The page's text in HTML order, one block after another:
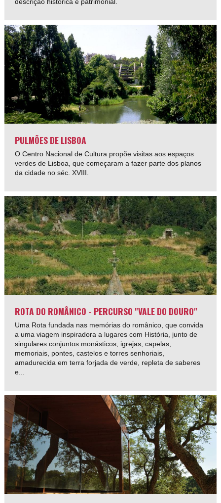
PULMÕES DE LISBOA
O Centro Nacional de Cultura propõe visitas aos espaços
verdes de Lisboa, que começaram a fazer parte dos planos
da cidade no séc. XVIII.
ROTA DO ROMÂNICO - PERCURSO "VALE DO DOURO"
Uma Rota fundada nas memórias do românico, que convida
a uma viagem inspiradora a lugares com História, junto de
singulares conjuntos monásticos, igrejas, capelas,
memoriais, pontes, castelos e torres senhoriais,
amadurecida em terra forjada de verde, repleta de saberes
e...